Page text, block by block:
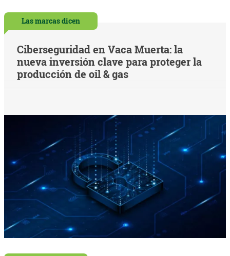
Las marcas dicen
Ciberseguridad en Vaca Muerta: la
nueva inversión clave para proteger la
producción de oil & gas